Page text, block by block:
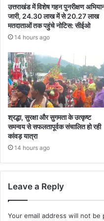
उत्तराखंड में विशेष गहन पुनरीक्षण
जारी, 24.30 लाख में से 20.27 लाख
मतदाताओं तक पहुंचे नोटिस: सीईओ
14 hours ago
श्रद्धा, सुरक्षा और सुगमता के उत्कृष्ट
समन्वय से सफलतापूर्वक संचालित हो रही
कांवड़ यात्रा
14 hours ago
Leave a Reply
Your email address will not be